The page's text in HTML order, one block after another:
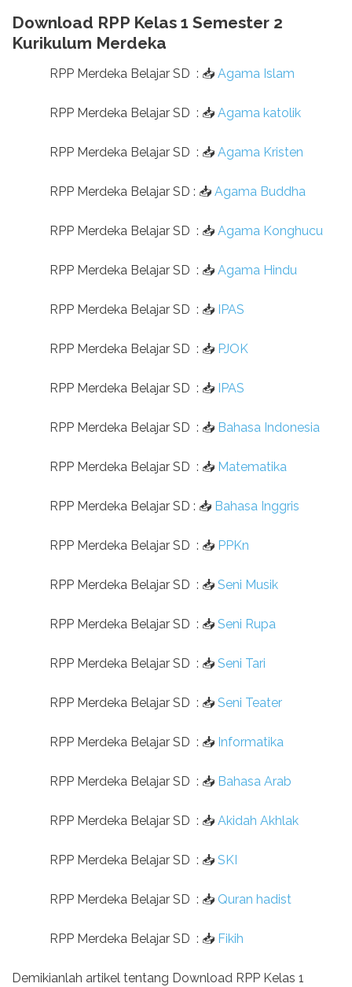
Download RPP Kelas 1 Semester 2
Kurikulum Merdeka
RPP Merdeka Belajar SD : 📥 Agama Islam
RPP Merdeka Belajar SD : 📥 Agama katolik
RPP Merdeka Belajar SD : 📥 Agama Kristen
RPP Merdeka Belajar SD : 📥 Agama Buddha
RPP Merdeka Belajar SD : 📥 Agama Konghucu
RPP Merdeka Belajar SD : 📥 Agama Hindu
RPP Merdeka Belajar SD : 📥 IPAS
RPP Merdeka Belajar SD : 📥 PJOK
RPP Merdeka Belajar SD : 📥 IPAS
RPP Merdeka Belajar SD : 📥 Bahasa Indonesia
RPP Merdeka Belajar SD : 📥 Matematika
RPP Merdeka Belajar SD : 📥 Bahasa Inggris
RPP Merdeka Belajar SD : 📥 PPKn
RPP Merdeka Belajar SD : 📥 Seni Musik
RPP Merdeka Belajar SD : 📥 Seni Rupa
RPP Merdeka Belajar SD : 📥 Seni Tari
RPP Merdeka Belajar SD : 📥 Seni Teater
RPP Merdeka Belajar SD : 📥 Informatika
RPP Merdeka Belajar SD : 📥 Bahasa Arab
RPP Merdeka Belajar SD : 📥 Akidah Akhlak
RPP Merdeka Belajar SD : 📥 SKI
RPP Merdeka Belajar SD : 📥 Quran hadist
RPP Merdeka Belajar SD : 📥 Fikih
Demikianlah artikel tentang Download RPP Kelas 1